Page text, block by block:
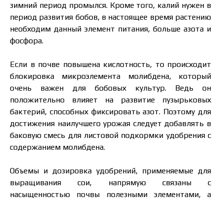
зимний период промылся. Кроме того, калий нужен в
период развития бобов, в настоящее время растению
необходим данный элемент питания, больше азота и
фосфора.
Если в почве повышена кислотность, то происходит
блокировка микроэлемента молибдена, который
очень важен для бобовых культур. Ведь он
положительно влияет на развитие пузырьковых
бактерий, способных фиксировать азот. Поэтому для
достижения наилучшего урожая следует добавлять в
баковую смесь для листовой подкормки удобрения с
содержанием молибдена.
Объемы и дозировка удобрений, применяемые для
выращивания сои, напрямую связаны с
насыщенностью почвы полезными элементами, а
Цена зависит от объёма и региона доставки. Для
расчёта индивидуальной цены заполните
данные:
Заказать
Я ознакомился и принимаю политику
защиты персональных данных.
Я ознакомился и принимаю политику
защиты персональных данных.
Скачать каталог